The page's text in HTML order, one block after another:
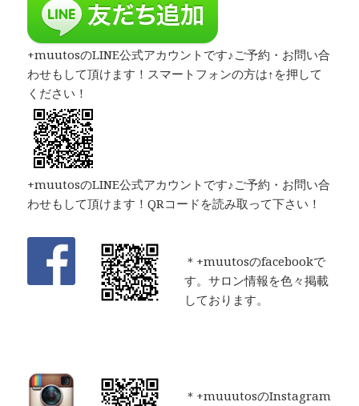
+muutosのLINE公式アカウントです♪ご予約・お問い合
わせもして頂けます！スマートフォンの方は↑を押して
ください！
+muutosのLINE公式アカウントです♪ご予約・お問い合
わせもして頂けます！QRコードを読み取って下さい！
＊+muutosのfacebookで
す。サロン情報を色々掲載
しております。
＊+muuutosのInstagram